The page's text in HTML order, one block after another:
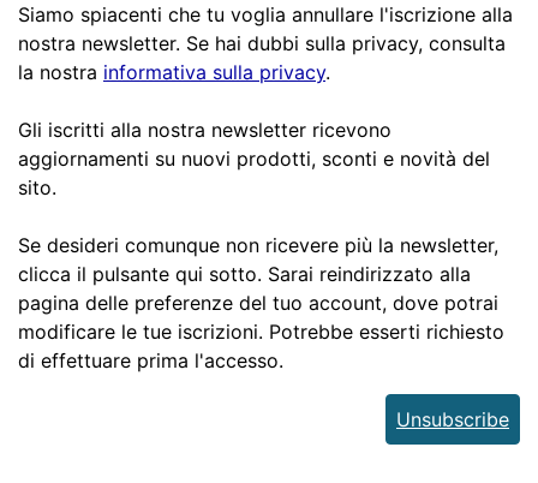
Siamo spiacenti che tu voglia annullare l'iscrizione alla
nostra newsletter. Se hai dubbi sulla privacy, consulta
la nostra informativa sulla privacy.
Gli iscritti alla nostra newsletter ricevono
aggiornamenti su nuovi prodotti, sconti e novità del
sito.
Se desideri comunque non ricevere più la newsletter,
clicca il pulsante qui sotto. Sarai reindirizzato alla
pagina delle preferenze del tuo account, dove potrai
modificare le tue iscrizioni. Potrebbe esserti richiesto
di effettuare prima l'accesso.
Unsubscribe